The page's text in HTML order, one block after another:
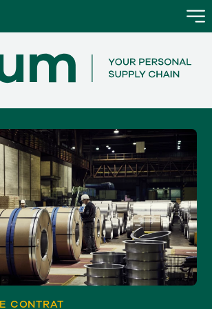
CONTRAT